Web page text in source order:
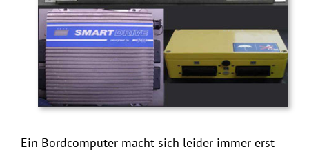
Ein Bordcomputer macht sich leider immer erst